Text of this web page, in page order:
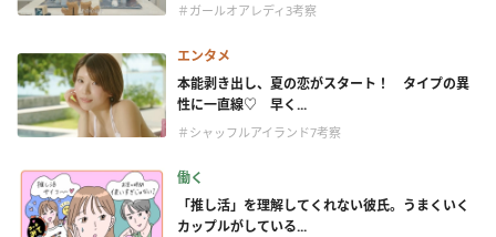
＃ガールオアレディ3考察
エンタメ
本能剥き出し、夏の恋がスタート！ タイプの異
性に一直線♡ 早く...
＃シャッフルアイランド7考察
働く
「推し活」を理解してくれない彼氏。うまくいく
カップルがしている...